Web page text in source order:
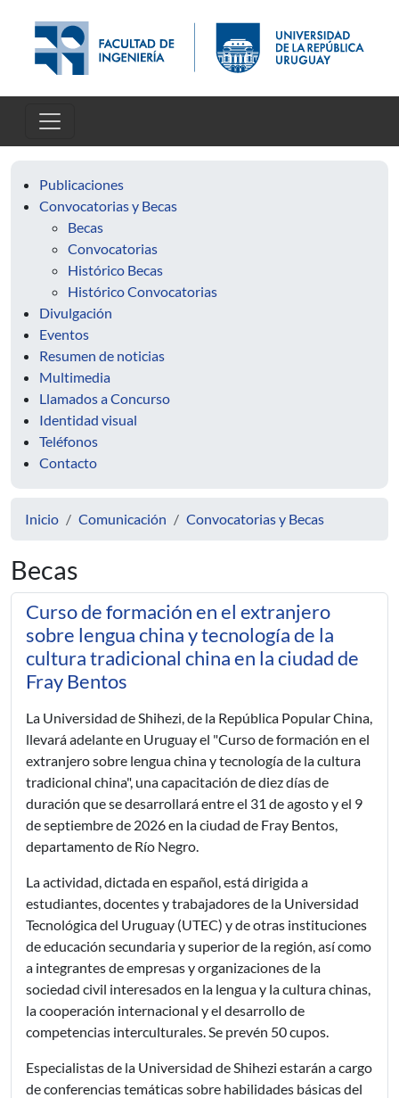
Publicaciones
Convocatorias y Becas
Becas
Convocatorias
Histórico Becas
Histórico Convocatorias
Divulgación
Eventos
Resumen de noticias
Multimedia
Llamados a Concurso
Identidad visual
Teléfonos
Contacto
Inicio Comunicación Convocatorias y Becas
Becas
Curso de formación en el extranjero
sobre lengua china y tecnología de la
cultura tradicional china en la ciudad de
Fray Bentos
La Universidad de Shihezi, de la República Popular China,
llevará adelante en Uruguay el "Curso de formación en el
extranjero sobre lengua china y tecnología de la cultura
tradicional china", una capacitación de diez días de
duración que se desarrollará entre el 31 de agosto y el 9
de septiembre de 2026 en la ciudad de Fray Bentos,
departamento de Río Negro.
La actividad, dictada en español, está dirigida a
estudiantes, docentes y trabajadores de la Universidad
Tecnológica del Uruguay (UTEC) y de otras instituciones
de educación secundaria y superior de la región, así como
a integrantes de empresas y organizaciones de la
sociedad civil interesados en la lengua y la cultura chinas,
la cooperación internacional y el desarrollo de
competencias interculturales. Se prevén 50 cupos.
Especialistas de la Universidad de Shihezi estarán a cargo
de conferencias temáticas sobre habilidades básicas del